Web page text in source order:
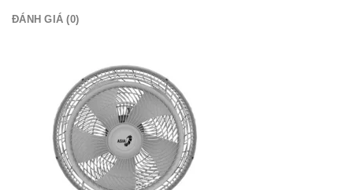
ĐÁNH GIÁ (0)